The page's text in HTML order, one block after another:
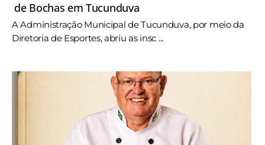
de Bochas em Tucunduva
A Administração Municipal de Tucunduva, por meio da
Diretoria de Esportes, abriu as insc ...